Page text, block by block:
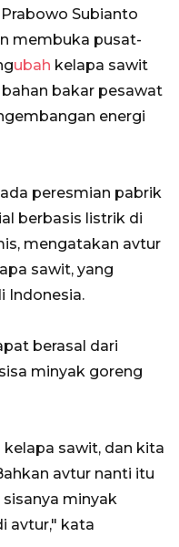
Subianto
membuka pusat-
ubah kelapa sawit
bakar pesawat
energi
peresmian pabrik
berbasis listrik di
mengatakan avtur
sawit, yang
Indonesia.
berasal dari
minyak goreng
kelapa sawit, dan kita
avtur nanti itu
sisanya minyak
avtur," kata